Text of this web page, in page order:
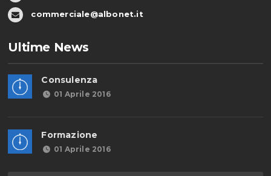
commerciale@albonet.it
Ultime News
Consulenza
01 Aprile 2016
Formazione
01 Aprile 2016